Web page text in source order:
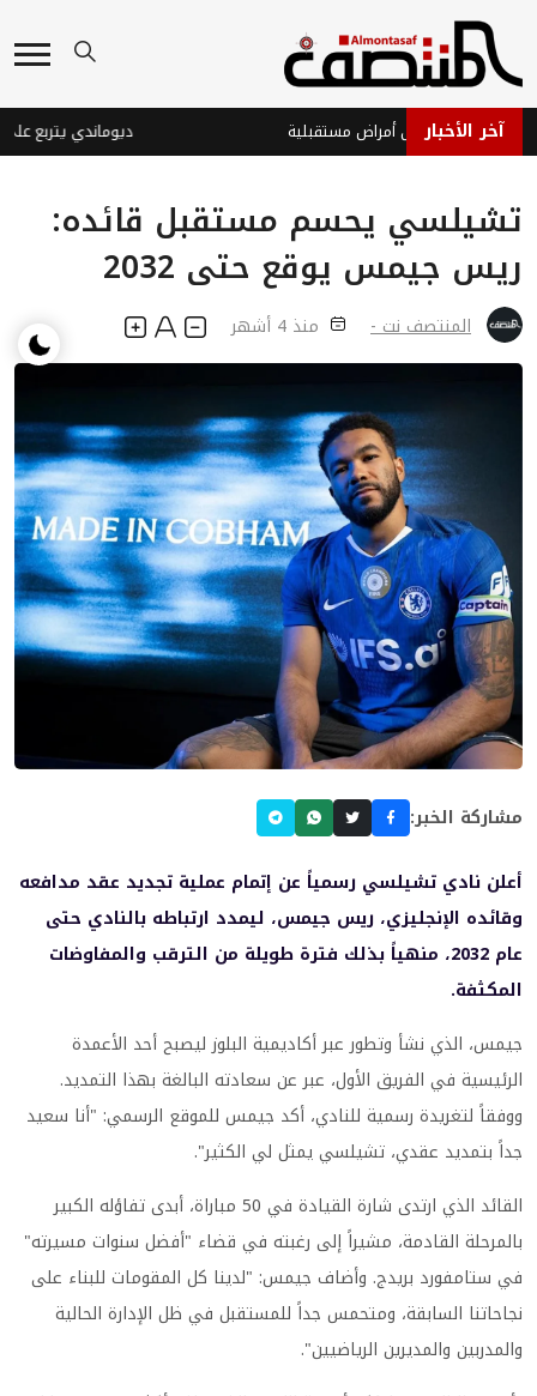
آخر الأخبار
قد يؤثر على أمراض مستقبلية
تشيلسي يحسم مستقبل قائده:
ريس جيمس يوقع حتى 2032
المنتصف نت - منذ 4 أشهر
مشاركة الخبر:
أعلن نادي تشيلسي رسمياً عن إتمام عملية تجديد عقد مدافعه
وقائده الإنجليزي، ريس جيمس، ليمدد ارتباطه بالنادي حتى
عام 2032، منهياً بذلك فترة طويلة من الترقب والمفاوضات
المكثفة.
جيمس، الذي نشأ وتطور عبر أكاديمية البلوز ليصبح أحد الأعمدة
الرئيسية في الفريق الأول، عبر عن سعادته البالغة بهذا التمديد.
ووفقاً لتغريدة رسمية للنادي، أكد جيمس للموقع الرسمي: "أنا سعيد
جداً بتمديد عقدي، تشيلسي يمثل لي الكثير".
القائد الذي ارتدى شارة القيادة في 50 مباراة، أبدى تفاؤله الكبير
بالمرحلة القادمة، مشيراً إلى رغبته في قضاء "أفضل سنوات مسيرته"
في ستامفورد بريدج. وأضاف جيمس: "لدينا كل المقومات للبناء على
نجاحاتنا السابقة، ومتحمس جداً للمستقبل في ظل الإدارة الحالية
والمدربين والمديرين الرياضيين".